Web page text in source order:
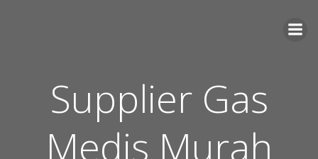
Supplier Gas
Medis Murah